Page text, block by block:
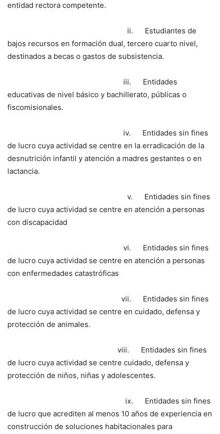
entidad rectora competente.
ii. Estudiantes de
bajos recursos en formación dual, tercero cuarto nivel,
destinados a becas o gastos de subsistencia.
iii. Entidades
educativas de nivel básico y bachillerato, públicas o
fiscomisionales.
iv. Entidades sin fines
de lucro cuya actividad se centre en la erradicación de la
desnutrición infantil y atención a madres gestantes o en
lactancia.
v. Entidades sin fines
de lucro cuya actividad se centre en atención a personas
con discapacidad
vi. Entidades sin fines
de lucro cuya actividad se centre en atención a personas
con enfermedades catastróficas
vii. Entidades sin fines
de lucro cuya actividad se centre en cuidado, defensa y
protección de animales.
viii. Entidades sin fines
de lucro cuya actividad se centre cuidado, defensa y
protección de niños, niñas y adolescentes.
ix. Entidades sin fines
de lucro que acrediten al menos 10 años de experiencia en
construcción de soluciones habitacionales para